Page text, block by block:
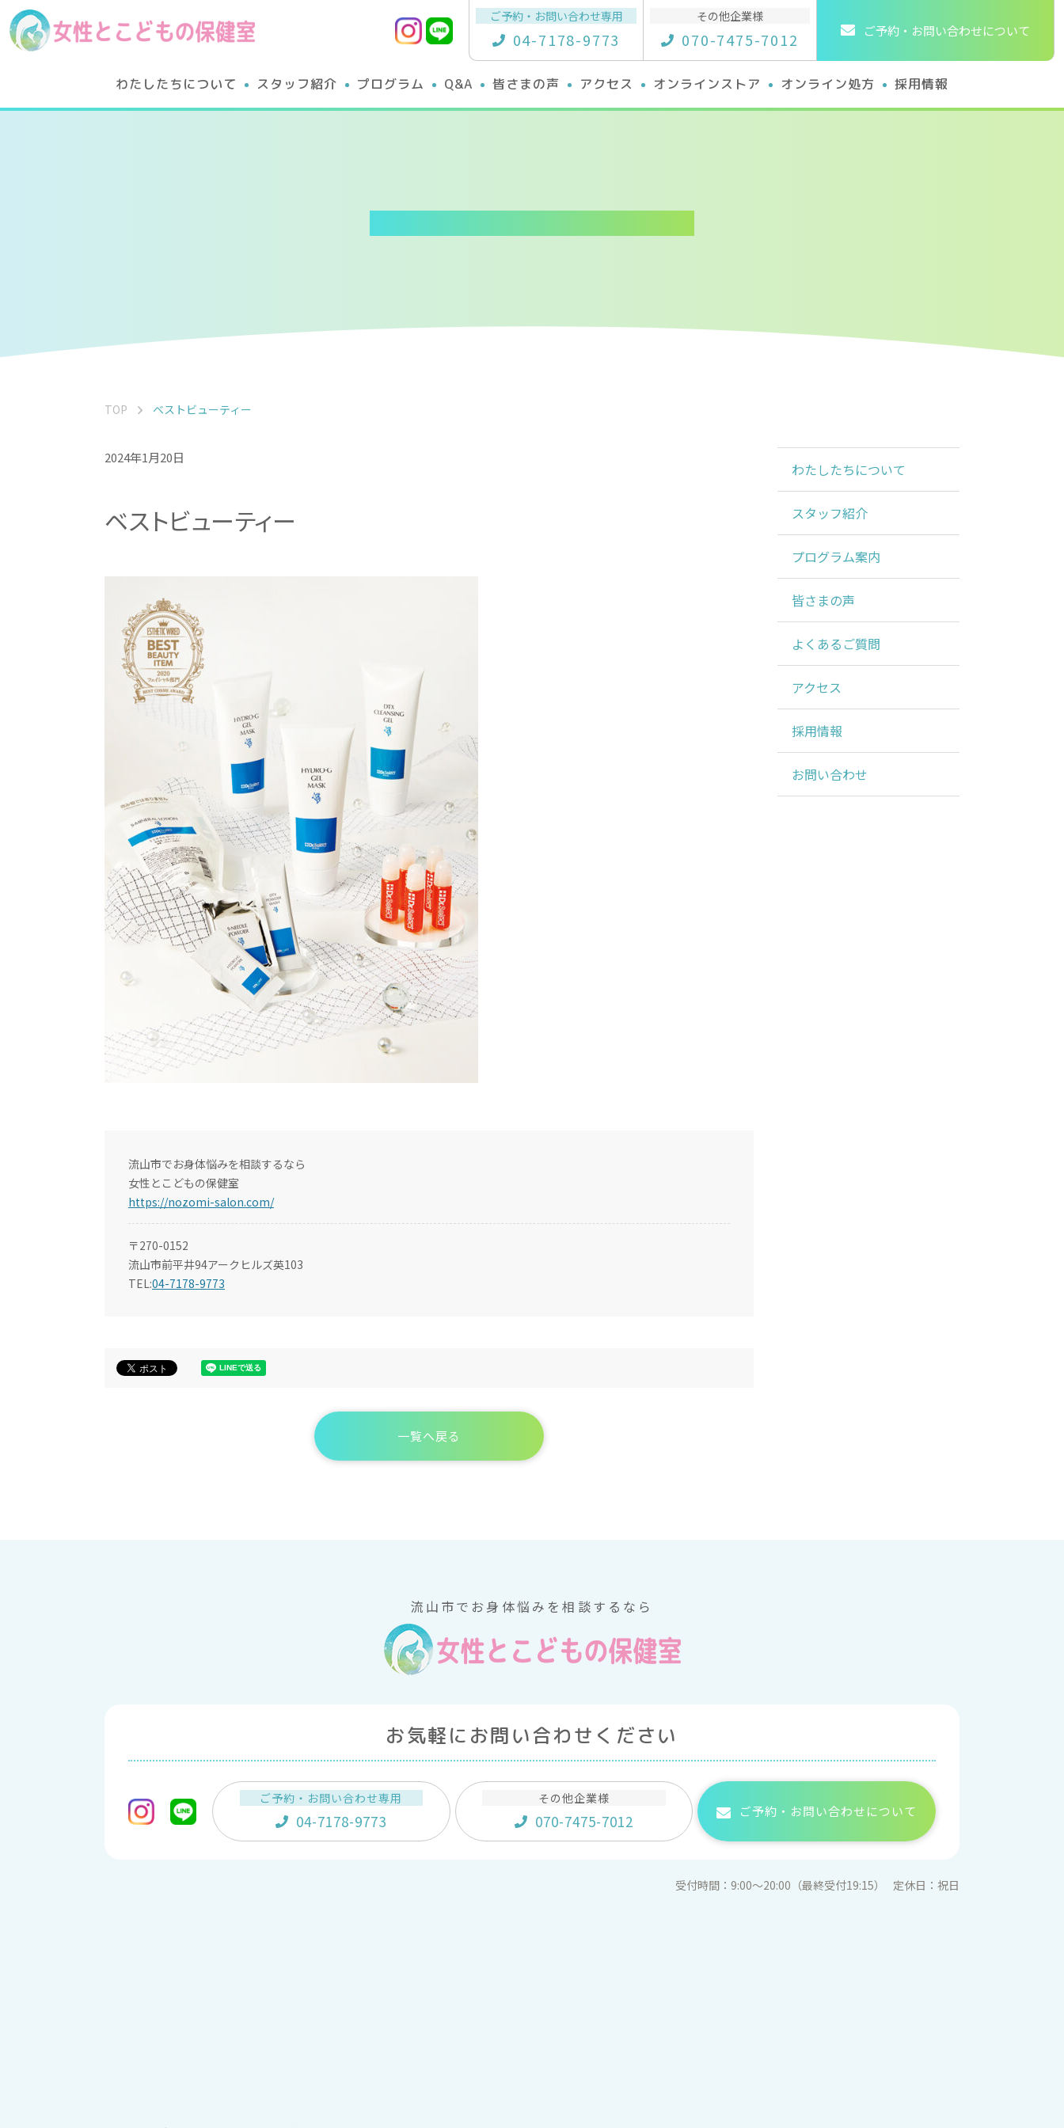
ご予約・お問い合わせ専用
04-7178-9773
その他企業様
070-7475-7012 ご予約・お問い合わせについて
わたしたちについて スタッフ紹介 プログラム Q&A 皆さまの声 アクセス オンラインストア オンライン処方 採用情報
TOP ベストビューティー
2024年1月20日
ベストビューティー
流山市でお身体悩みを相談するなら
女性とこどもの保健室
https://nozomi-salon.com/
〒270-0152
流山市前平井94アークヒルズ英103
TEL:04-7178-9773
一覧へ戻る
わたしたちについて
スタッフ紹介
プログラム案内
皆さまの声
よくあるご質問
アクセス
採用情報
お問い合わせ
流山市でお身体悩みを相談するなら
お気軽にお問い合わせください
ご予約・お問い合わせ専用
04-7178-9773
その他企業様
070-7475-7012
ご予約・お問い合わせについて
受付時間： 9:00〜20:00（最終受付19:15） 定休日： 祝日